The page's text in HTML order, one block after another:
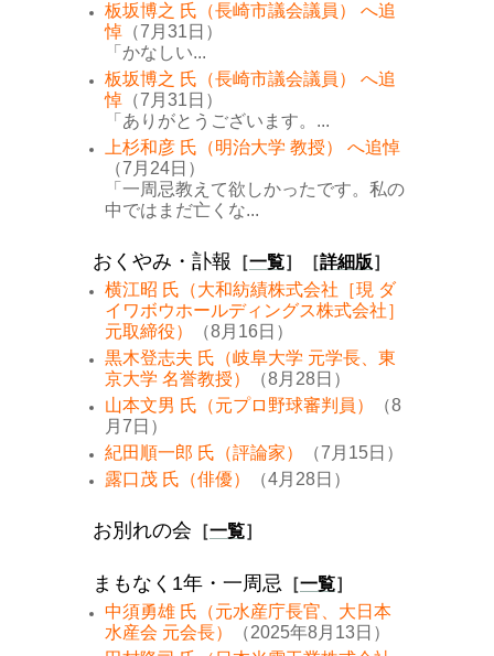
板坂博之 氏（長崎市議会議員） へ追
悼 （7月31日）
「かなしい...
板坂博之 氏（長崎市議会議員） へ追
悼 （7月31日）
「ありがとうございます。...
上杉和彦 氏（明治大学 教授） へ追悼
（7月24日）
「一周忌教えて欲しかったです。私の
中ではまだ亡くな...
おくやみ・訃報 ［一覧］［詳細版］
横江昭 氏（大和紡績株式会社［現 ダ
イワボウホールディングス株式会社］
元取締役）
（8月16日）
黒木登志夫 氏（岐阜大学 元学長、東
京大学 名誉教授）
（8月28日）
山本文男 氏（元プロ野球審判員）
（8
月7日）
紀田順一郎 氏（評論家）
（7月15日）
露口茂 氏（俳優）
（4月28日）
お別れの会 ［一覧］
まもなく1年・一周忌 ［一覧］
中須勇雄 氏（元水産庁長官、大日本
水産会 元会長）
（2025年8月13日）